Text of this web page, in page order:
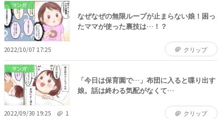
マンガ
なぜなぜの無限ループが止まらない娘！困っ
たママが使った裏技は…！？
2022/10/07 17:25 クリップ
マンガ
「今日は保育園で…」布団に入ると喋り出す
娘。話は終わる気配がなくて…
2022/09/30 19:25 1 クリップ